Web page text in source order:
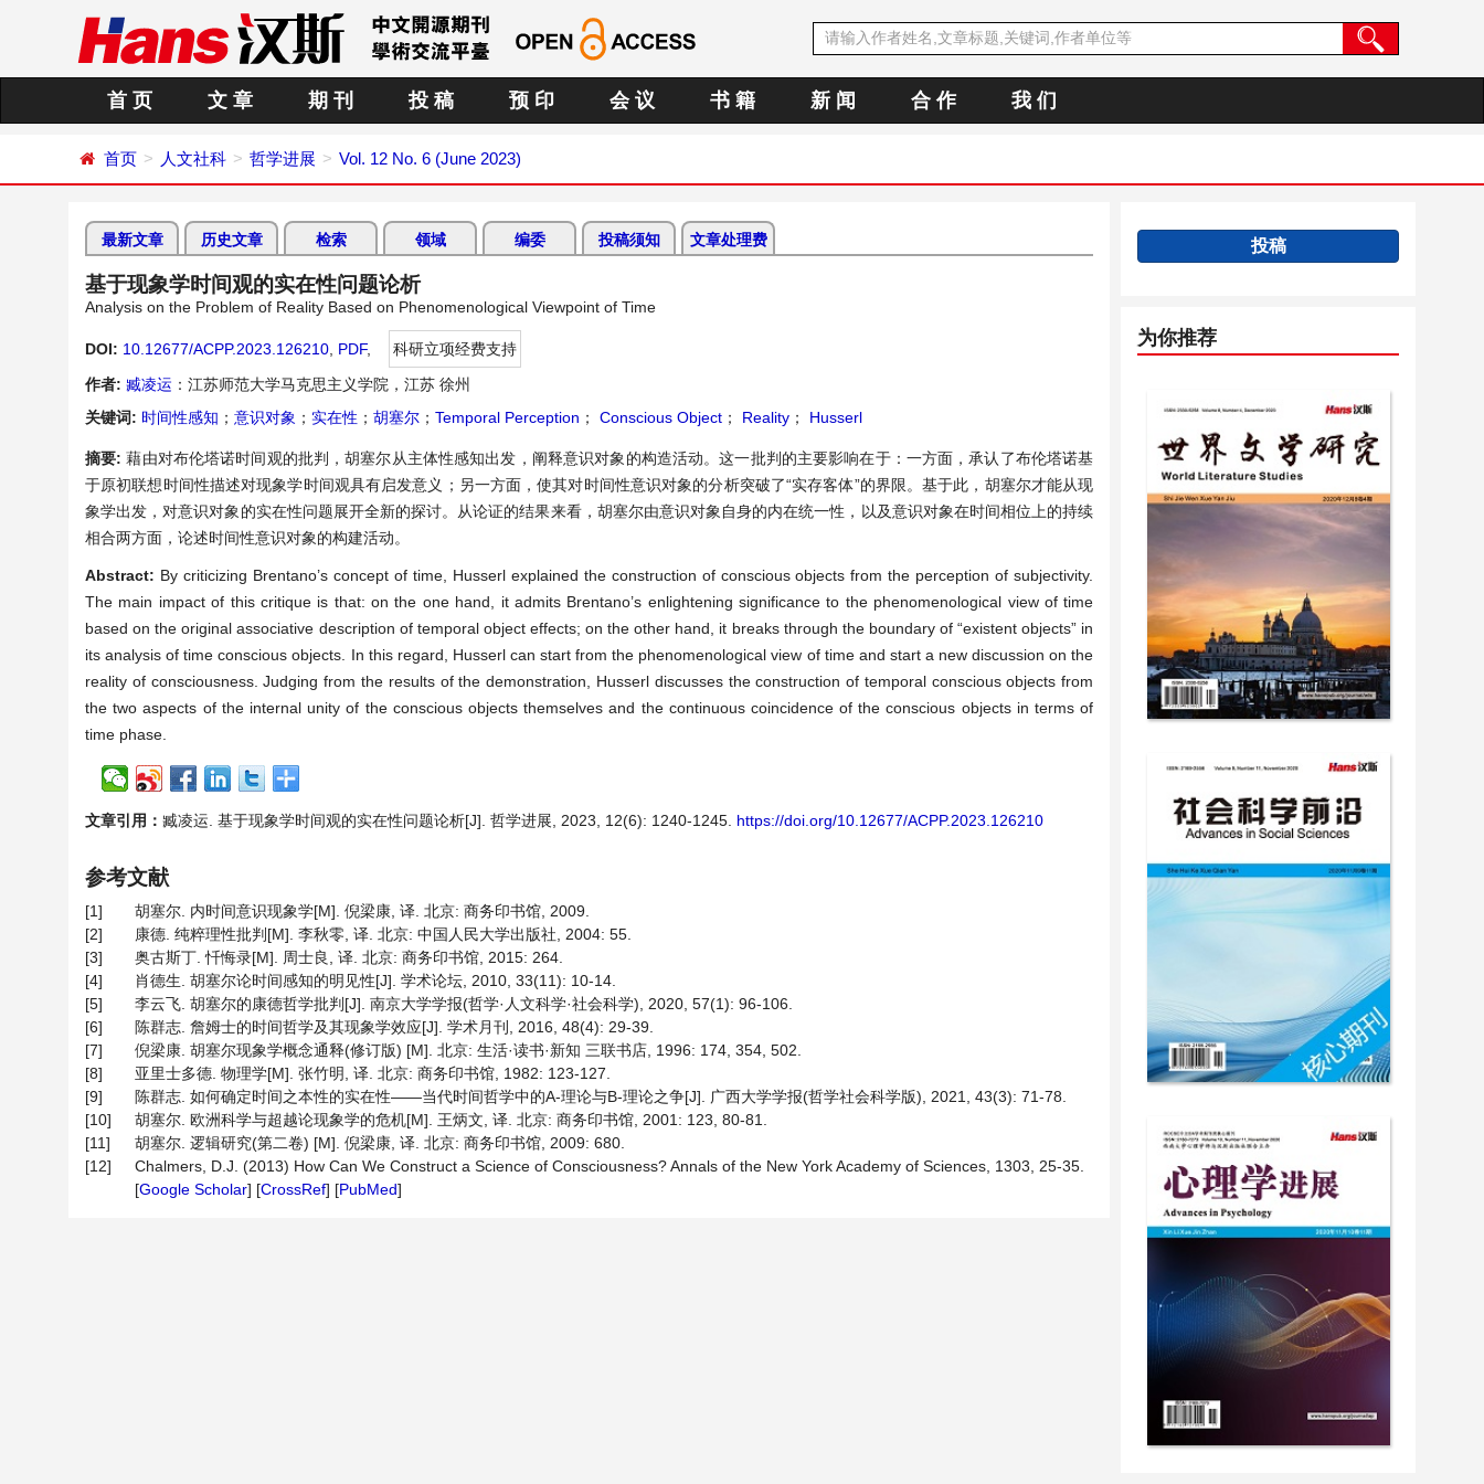
首 页 文 章 期 刊 投 稿 预 印 会 议 书 籍 新 闻 合 作 我 们
首页 人文社科 哲学进展 Vol. 12 No. 6 (June 2023)
最新文章 历史文章 检索 领域 编委 投稿须知 文章处理费
基于现象学时间观的实在性问题论析
Analysis on the Problem of Reality Based on Phenomenological Viewpoint of Time
DOI: 10.12677/ACPP.2023.126210 PDF,
科研立项经费支持
作者: 臧凌运 ：江苏师范大学马克思主义学院，江苏 徐州
关键词: 时间性感知 ； 意识对象 ； 实在性 ； 胡塞尔 ； Temporal Perception ； Conscious Object ； Reality ； Husserl
摘要:藉由对布伦塔诺时间观的批判，胡塞尔从主体性感知出发，阐释意识对象的构造活动。这一批判的主要影响在于：一方面，承认了布伦塔诺基
于原初联想时间性描述对现象学时间观具有启发意义；另一方面，使其对时间性意识对象的分析突破了“实存客体”的界限。基于此，胡塞尔才能从现
象学出发，对意识对象的实在性问题展开全新的探讨。从论证的结果来看，胡塞尔由意识对象自身的内在统一性，以及意识对象在时间相位上的持续
相合两方面，论述时间性意识对象的构建活动。
Abstract: By criticizing Brentano’s concept of time, Husserl explained the construction of conscious objects from the perception of subjectivity.
The main impact of this critique is that: on the one hand, it admits Brentano’s enlightening significance to the phenomenological view of time
based on the original associative description of temporal object effects; on the other hand, it breaks through the boundary of “existent objects” in
its analysis of time conscious objects. In this regard, Husserl can start from the phenomenological view of time and start a new discussion on the
reality of consciousness. Judging from the results of the demonstration, Husserl discusses the construction of temporal conscious objects from
the two aspects of the internal unity of the conscious objects themselves and the continuous coincidence of the conscious objects in terms of
time phase.
文章引用： 臧凌运. 基于现象学时间观的实在性问题论析[J]. 哲学进展, 2023, 12(6): 1240-1245. https://doi.org/10.12677/ACPP.2023.126210
参考文献
[1]
胡塞尔. 内时间意识现象学[M]. 倪梁康, 译. 北京: 商务印书馆, 2009.
[2]
康德. 纯粹理性批判[M]. 李秋零, 译. 北京: 中国人民大学出版社, 2004: 55.
[3]
奥古斯丁. 忏悔录[M]. 周士良, 译. 北京: 商务印书馆, 2015: 264.
[4]
肖德生. 胡塞尔论时间感知的明见性[J]. 学术论坛, 2010, 33(11): 10-14.
[5]
李云飞. 胡塞尔的康德哲学批判[J]. 南京大学学报(哲学·人文科学·社会科学), 2020, 57(1): 96-106.
[6]
陈群志. 詹姆士的时间哲学及其现象学效应[J]. 学术月刊, 2016, 48(4): 29-39.
[7]
倪梁康. 胡塞尔现象学概念通释(修订版) [M]. 北京: 生活·读书·新知 三联书店, 1996: 174, 354, 502.
[8]
亚里士多德. 物理学[M]. 张竹明, 译. 北京: 商务印书馆, 1982: 123-127.
[9]
陈群志. 如何确定时间之本性的实在性——当代时间哲学中的A-理论与B-理论之争[J]. 广西大学学报(哲学社会科学版), 2021, 43(3): 71-78.
[10]
胡塞尔. 欧洲科学与超越论现象学的危机[M]. 王炳文, 译. 北京: 商务印书馆, 2001: 123, 80-81.
[11]
胡塞尔. 逻辑研究(第二卷) [M]. 倪梁康, 译. 北京: 商务印书馆, 2009: 680.
[12]
Chalmers, D.J. (2013) How Can We Construct a Science of Consciousness? Annals of the New York Academy of Sciences, 1303, 25-35.
[Google Scholar] [CrossRef] [PubMed]
投稿
为你推荐